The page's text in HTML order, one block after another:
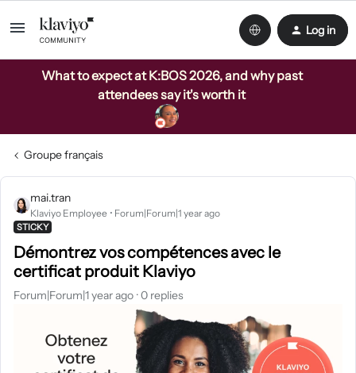
Log in
What to expect at K:BOS 2026, and why past
attendees say it's worth it
Groupe français
mai.tran
Klaviyo Employee Forum|Forum|1 year ago
STICKY
Démontrez vos compétences avec le
certificat produit Klaviyo
Forum|Forum|1 year ago 0 replies